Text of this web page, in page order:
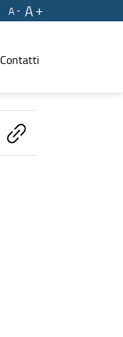
A
A
Contatti